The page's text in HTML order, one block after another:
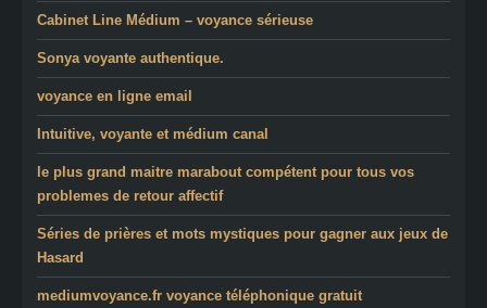
Cabinet Line Médium – voyance sérieuse
Sonya voyante authentique.
voyance en ligne email
Intuitive, voyante et médium canal
le plus grand maitre marabout compétent pour tous vos
problemes de retour affectif
Séries de prières et mots mystiques pour gagner aux jeux de
Hasard
mediumvoyance.fr voyance téléphonique gratuit